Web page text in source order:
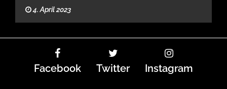
4. April 2023
Facebook Twitter Instagram